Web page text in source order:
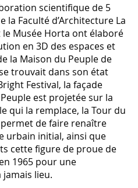
scientifique de 5
la Faculté d’Architecture La
le Musée Horta ont élaboré
en 3D des espaces et
la Maison du Peuple de
trouvait dans son état
Festival, la façade
est projetée sur la
qui la remplace, la Tour du
de faire renaître
urbain initial, ainsi que
cette figure de proue de
1965 pour une
lieu.